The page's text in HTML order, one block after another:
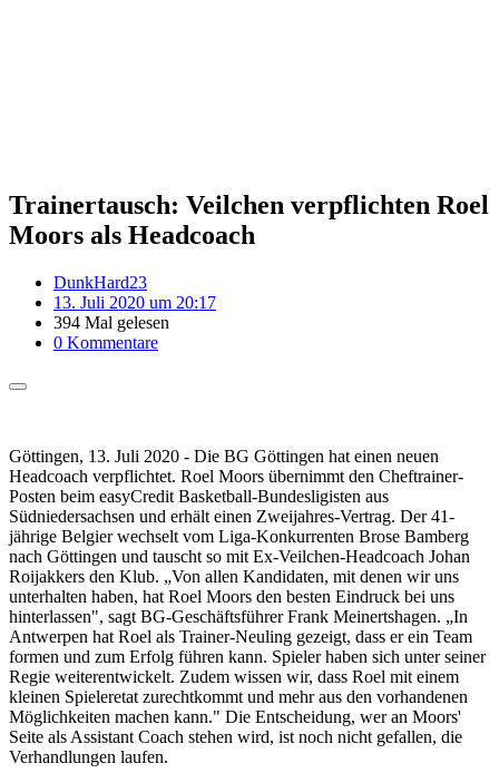
Trainertausch: Veilchen verpflichten Roel
Moors als Headcoach
DunkHard23
13. Juli 2020 um 20:17
394 Mal gelesen
0 Kommentare
Göttingen, 13. Juli 2020 - Die BG Göttingen hat einen neuen
Headcoach verpflichtet. Roel Moors übernimmt den Cheftrainer-
Posten beim easyCredit Basketball-Bundesligisten aus
Südniedersachsen und erhält einen Zweijahres-Vertrag. Der 41-
jährige Belgier wechselt vom Liga-Konkurrenten Brose Bamberg
nach Göttingen und tauscht so mit Ex-Veilchen-Headcoach Johan
Roijakkers den Klub. „Von allen Kandidaten, mit denen wir uns
unterhalten haben, hat Roel Moors den besten Eindruck bei uns
hinterlassen", sagt BG-Geschäftsführer Frank Meinertshagen. „In
Antwerpen hat Roel als Trainer-Neuling gezeigt, dass er ein Team
formen und zum Erfolg führen kann. Spieler haben sich unter seiner
Regie weiterentwickelt. Zudem wissen wir, dass Roel mit einem
kleinen Spieleretat zurechtkommt und mehr aus den vorhandenen
Möglichkeiten machen kann." Die Entscheidung, wer an Moors'
Seite als Assistant Coach stehen wird, ist noch nicht gefallen, die
Verhandlungen laufen.